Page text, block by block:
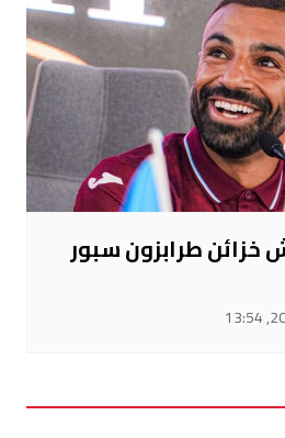
طرابزون سبور